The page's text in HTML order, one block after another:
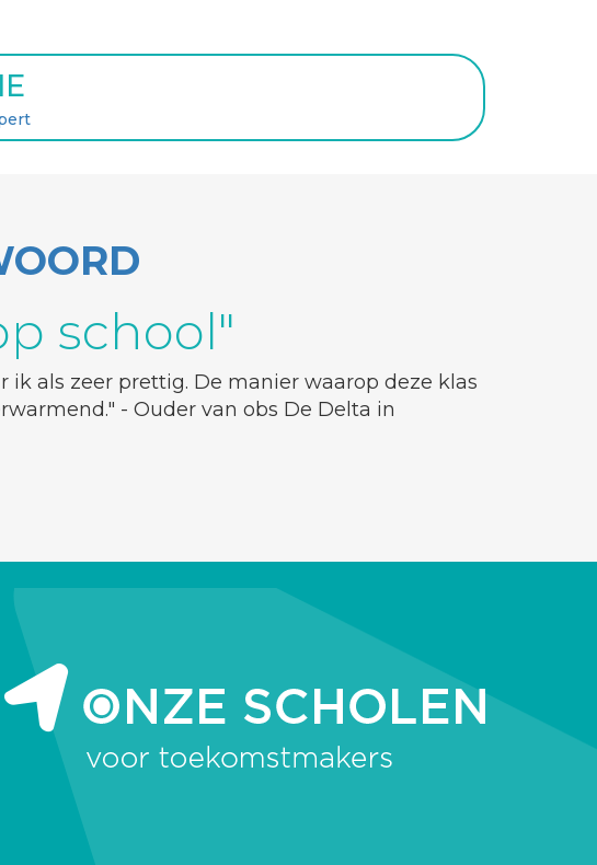
school"
als zeer prettig. De manier waarop deze klas
- Ouder van obs De Delta in